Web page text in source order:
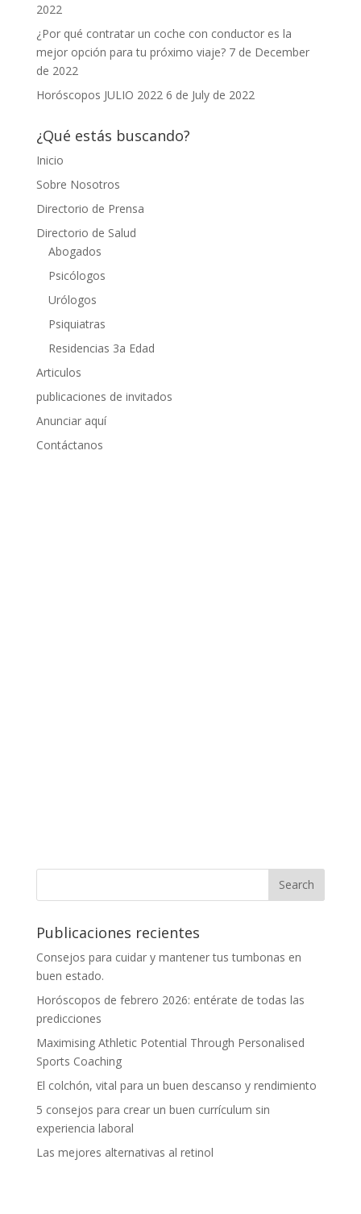
2022
¿Por qué contratar un coche con conductor es la
mejor opción para tu próximo viaje? 7 de December
de 2022
Horóscopos JULIO 2022 6 de July de 2022
¿Qué estás buscando?
Inicio
Sobre Nosotros
Directorio de Prensa
Directorio de Salud
Abogados
Psicólogos
Urólogos
Psiquiatras
Residencias 3a Edad
Articulos
publicaciones de invitados
Anunciar aquí
Contáctanos
Publicaciones recientes
Consejos para cuidar y mantener tus tumbonas en
buen estado.
Horóscopos de febrero 2026: entérate de todas las
predicciones
Maximising Athletic Potential Through Personalised
Sports Coaching
El colchón, vital para un buen descanso y rendimiento
5 consejos para crear un buen currículum sin
experiencia laboral
Las mejores alternativas al retinol